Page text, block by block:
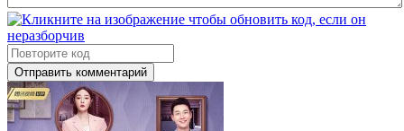
Отправить комментарий